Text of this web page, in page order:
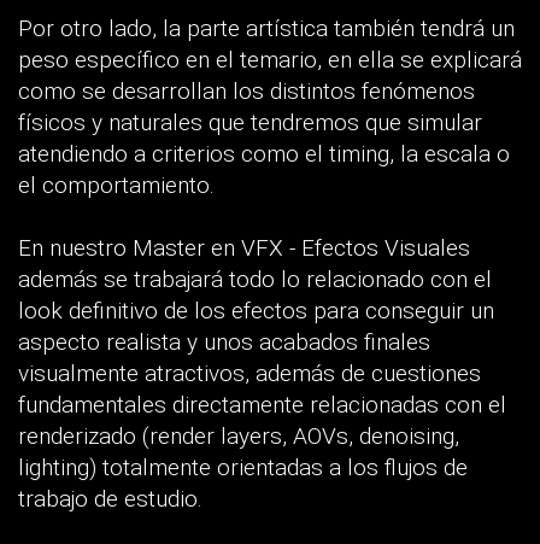
Por otro lado, la parte artística también tendrá un
peso específico en el temario, en ella se explicará
como se desarrollan los distintos fenómenos
físicos y naturales que tendremos que simular
atendiendo a criterios como el timing, la escala o
el comportamiento.
En nuestro Master en VFX - Efectos Visuales
además se trabajará todo lo relacionado con el
look definitivo de los efectos para conseguir un
aspecto realista y unos acabados finales
visualmente atractivos, además de cuestiones
fundamentales directamente relacionadas con el
renderizado (render layers, AOVs, denoising,
lighting) totalmente orientadas a los flujos de
trabajo de estudio.